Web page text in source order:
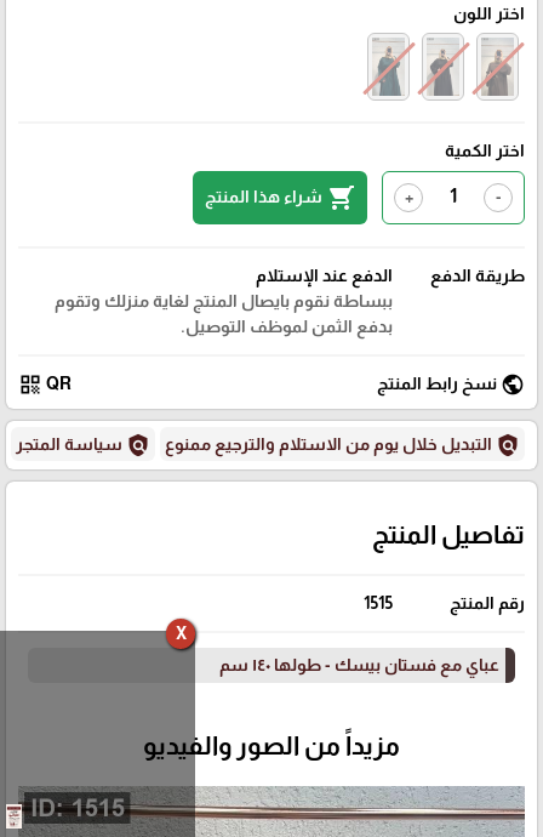
X
اختر اللون
اختر الكمية
-
+
shopping_cart شراء هذا المنتج
طريقة الدفع
الدفع عند الإستلام
ببساطة نقوم بايصال المنتج لغاية منزلك وتقوم
بدفع الثمن لموظف التوصيل.
public نسخ رابط المنتج QR
qr_code
policy التبديل خلال يوم من الاستلام والترجيع ممنوع policy سياسة المتجر
تفاصيل المنتج
رقم المنتج 1515
عباي مع فستان بيسك - طولها ١٤٠ سم
مزيداً من الصور والفيديو